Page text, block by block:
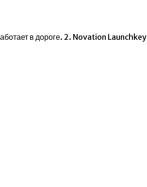
в дороге. 2. Novation Launchkey